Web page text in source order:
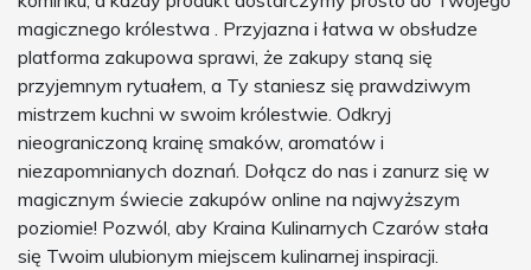
magicznego królestwa . Przyjazna i łatwa w obsłudze
platforma zakupowa sprawi, że zakupy staną się
przyjemnym rytuałem, a Ty staniesz się prawdziwym
mistrzem kuchni w swoim królestwie. Odkryj
nieograniczoną krainę smaków, aromatów i
niezapomnianych doznań. Dołącz do nas i zanurz się w
magicznym świecie zakupów online na najwyższym
poziomie! Pozwól, aby Kraina Kulinarnych Czarów stała
się Twoim ulubionym miejscem kulinarnej inspiracji.